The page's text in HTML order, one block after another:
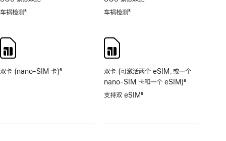
车祸检测5
双卡 (nano-SIM 卡)6
车祸检测5
双卡 (可激活两个 eSIM，或一个
nano-SIM 卡和一个 eSIM)
脚
8
支持双 eSIM8